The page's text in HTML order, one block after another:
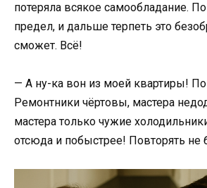
потеряла всякое самообладание.
предел, и дальше терпеть это
сможет. Всё!
— А ну-ка вон из моей квартиры!
Ремонтники чёртовы, мастера
мастера только чужие
отсюда и побыстрее! Повторять не